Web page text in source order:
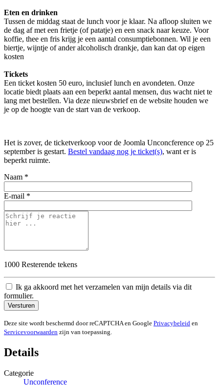
Eten en drinken
Tussen de middag staat de lunch voor je klaar. Na afloop sluiten we
de dag af met een frietje (of patatje) en een snack naar keuze. Voor
koffie, thee en fris krijg je een aantal consumptiebonnen. Wil je een
biertje, wijntje of ander alcoholisch drankje, dan kan dat op eigen
kosten
Tickets
Een ticket kosten 50 euro, inclusief lunch en avondeten. Onze
locatie biedt plaats aan een beperkt aantal mensen, dus wacht niet te
lang met bestellen. Via deze nieuwsbrief en de website houden we
je op de hoogte van de start van de verkoop.
Het is zover, de ticketverkoop voor de Joomla Unconcference op 25
september is gestart. Bestel vandaag nog je ticket(s), want er is
beperkt ruimte.
Naam *
E-mail *
1000 Resterende tekens
Ik ga akkoord met het verzamelen van mijn details via dit
formulier.
Versturen
Deze site wordt beschermd door reCAPTCHA en Google Privacybeleid en
Servicevoorwaarden zijn van toepassing.
Details
Categorie
Unconference